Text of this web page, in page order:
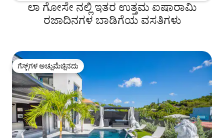
ಲಾ ಗೋಸೇ ನಲ್ಲಿ ಇತರ ಉತ್ತಮ ಐಷಾರಾಮಿ
ರಜಾದಿನಗಳ ಬಾಡಿಗೆಯ ವಸತಿಗಳು
ಗೆಸ್ಟ್‌ಗಳ ಅಚ್ಚುಮೆಚ್ಚಿನದು
ಗೆಸ್ಟ್‌ಗಳ ಅಚ್ಚುಮೆಚ್ಚಿನದು